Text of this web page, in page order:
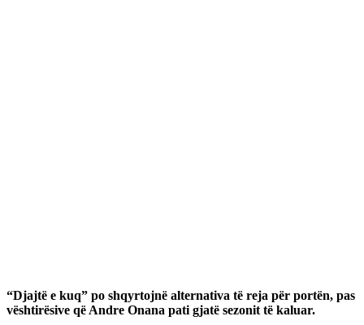
“Djajtë e kuq” po shqyrtojnë alternativa të reja për portën, pas
vështirësive që Andre Onana pati gjatë sezonit të kaluar.